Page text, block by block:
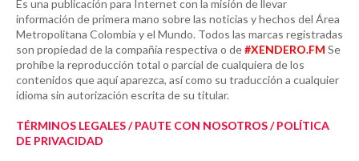
Es una publicación para Internet con la misión de llevar
información de primera mano sobre las noticias y hechos del Área
Metropolitana Colombia y el Mundo. Todos las marcas registradas
son propiedad de la compañía respectiva o de#XENDERO.FM Se
prohíbe la reproducción total o parcial de cualquiera de los
contenidos que aquí aparezca, así como su traducción a cualquier
idioma sin autorización escrita de su titular.
TÉRMINOS LEGALES / PAUTE CON NOSOTROS / POLÍTICA
DE PRIVACIDAD